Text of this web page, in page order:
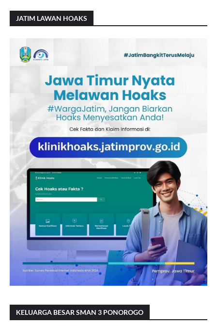
JATIM LAWAN HOAKS
KELUARGA BESAR SMAN 3 PONOROGO